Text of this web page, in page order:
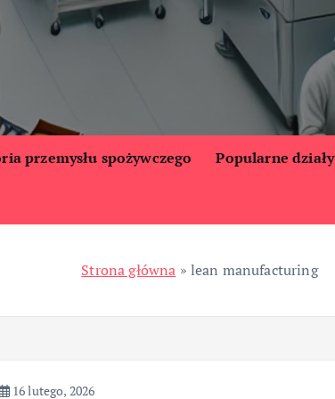
przemysłu spożywczego Popularne działy
Strona główna » lean manufacturing
16 lutego, 2026